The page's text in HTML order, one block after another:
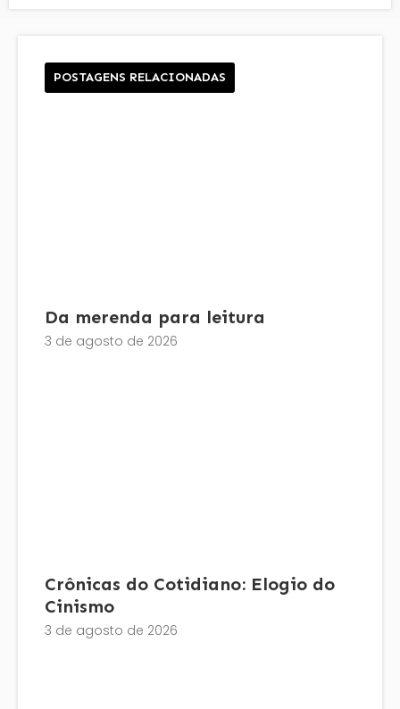
POSTAGENS RELACIONADAS
Da merenda para leitura
3 de agosto de 2026
Crônicas do Cotidiano: Elogio do
Cinismo
3 de agosto de 2026